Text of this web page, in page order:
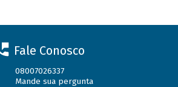
Fale Conosco
08007026337
Mande sua pergunta